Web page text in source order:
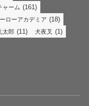
ャーム (161)
ローアカデミア (18)
太郎 (11) 犬夜叉 (1)